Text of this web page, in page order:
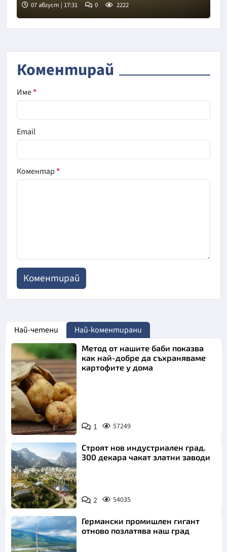
Снимка: goggle
07 август | 17:31 0 2222
Коментирай
Име*
Email
Коментар*
Най-четени Най-коментирани
Снимка:
Пиксабей
Метод от нашите баби показва
как най-добре да съхраняваме
картофите у дома
1 57249
Строят нов индустриален град.
300 декара чакат златни заводи
2 54035
Германски промишлен гигант
отново позлатява наш град